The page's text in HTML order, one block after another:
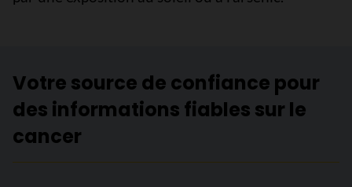
Votre source de confiance pour
des informations fiables sur le
cancer